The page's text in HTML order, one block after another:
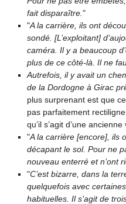
fait disparaître. "
"A la carrière, ils ont
sondé. [L’exploitant]
caméra. Il y a beaucoup
plus de ce côté-là. Il ne
Autrefois, il y avait un
de la Dordogne à Girac
plus surprenant est que
pas parfaitement
qu’il s’agit d’une
"A la carrière [encore], ils
décapant le sol. Pour ne
nouveau enterré et n’ont
"C’est bizarre, dans la
quelquefois avec
habituelles. Il s’agit de